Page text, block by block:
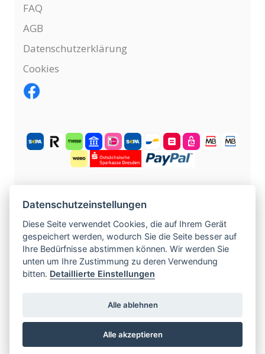
FAQ
AGB
Datenschutzerklärung
Cookies
©2004 -2026tschechische-traumfrauen.de.
Alle Rechte vorbehalten.
KOSTENLOS ANMELDEN
www.europska-zoznamka.sk
seznamka.cz|www.loveineurope.eu|
www.stavdum.cz
Datenschutzeinstellungen
Diese Seite verwendet Cookies, die auf Ihrem Gerät
gespeichert werden, wodurch Sie die Seite besser auf
Ihre Bedürfnisse abstimmen können. Wir werden Sie
unten um Ihre Zustimmung zu deren Verwendung
bitten. Detaillierte Einstellungen
Alle ablehnen
Alle akzeptieren